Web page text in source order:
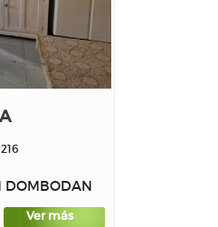
DOMBODAN
Ver más